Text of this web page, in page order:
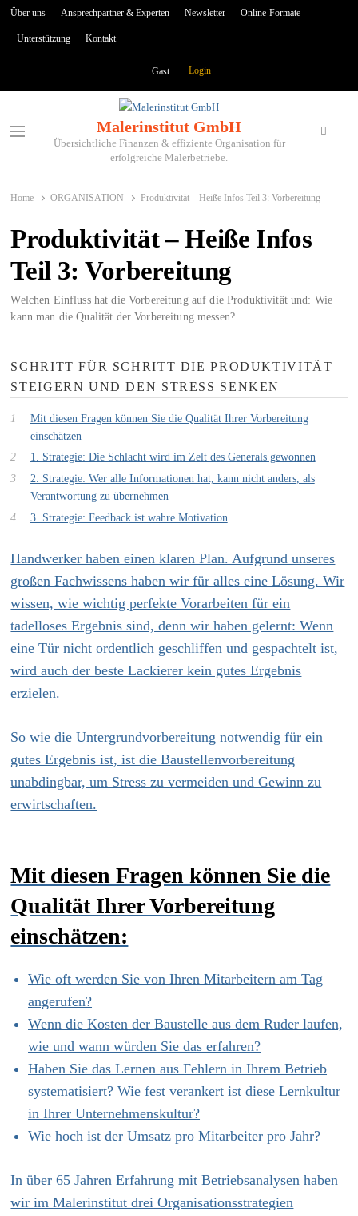
Über uns Ansprechpartner & Experten Newsletter Online-Formate
Unterstützung Kontakt
Gast Login
Menu Malerinstitut GmbH
Übersichtliche Finanzen & effiziente Organisation für
erfolgreiche Malerbetriebe.
Home ORGANISATION Produktivität – Heiße Infos Teil 3: Vorbereitung
Produktivität – Heiße Infos
Teil 3: Vorbereitung
Welchen Einfluss hat die Vorbereitung auf die Produktivität und: Wie
kann man die Qualität der Vorbereitung messen?
SCHRITT FÜR SCHRITT DIE PRODUKTIVITÄT
STEIGERN UND DEN STRESS SENKEN
Mit diesen Fragen können Sie die Qualität Ihrer Vorbereitung
einschätzen
1. Strategie: Die Schlacht wird im Zelt des Generals gewonnen
2. Strategie: Wer alle Informationen hat, kann nicht anders, als
Verantwortung zu übernehmen
3. Strategie: Feedback ist wahre Motivation
Handwerker haben einen klaren Plan. Aufgrund unseres
großen Fachwissens haben wir für alles eine Lösung. Wir
wissen, wie wichtig perfekte Vorarbeiten für ein
tadelloses Ergebnis sind, denn wir haben gelernt: Wenn
eine Tür nicht ordentlich geschliffen und gespachtelt ist,
wird auch der beste Lackierer kein gutes Ergebnis
erzielen.
So wie die Untergrundvorbereitung notwendig für ein
gutes Ergebnis ist, ist die Baustellenvorbereitung
unabdingbar, um Stress zu vermeiden und Gewinn zu
erwirtschaften.
Mit diesen Fragen können Sie die
Qualität Ihrer Vorbereitung
einschätzen:
Wie oft werden Sie von Ihren Mitarbeitern am Tag
angerufen?
Wenn die Kosten der Baustelle aus dem Ruder laufen,
wie und wann würden Sie das erfahren?
Haben Sie das Lernen aus Fehlern in Ihrem Betrieb
systematisiert? Wie fest verankert ist diese Lernkultur
in Ihrer Unternehmenskultur?
Wie hoch ist der Umsatz pro Mitarbeiter pro Jahr?
In über 65 Jahren Erfahrung mit Betriebsanalysen haben
wir im Malerinstitut drei Organisationsstrategien